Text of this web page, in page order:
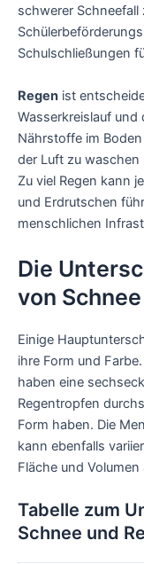
schwerer
Schulschließungen
Regen ist
Wasserkreislauf und
Nährstoffe im
der Luft zu waschen
Zu viel Regen kann
und Erdrutschen
menschlichen
Die
von
Einige
ihre Form und
haben eine
Regentropfen
Form haben. Die
kann ebenfalls
Fläche und
Tabelle zum
Schnee und